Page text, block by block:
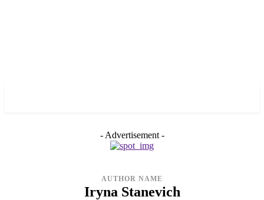
- Advertisement -
AUTHOR NAME
Iryna Stanevich